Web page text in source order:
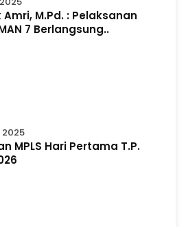
Amri, M.Pd. : Pelaksanan
7 Berlangsung..
2025
MPLS Hari Pertama T.P.